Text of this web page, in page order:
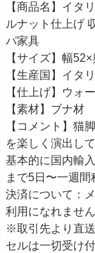
【商品名】イタ
ルナット仕上げ
パ家具
【サイズ】幅
【生産国】イタ
【仕上げ】ウォ
【素材】ブナ材
【コメント】猫
を楽しく演出し
基本的に国内輸
まで5日〜一週間
決済について：
利用になれませ
※取引先より直
セルは一切受け